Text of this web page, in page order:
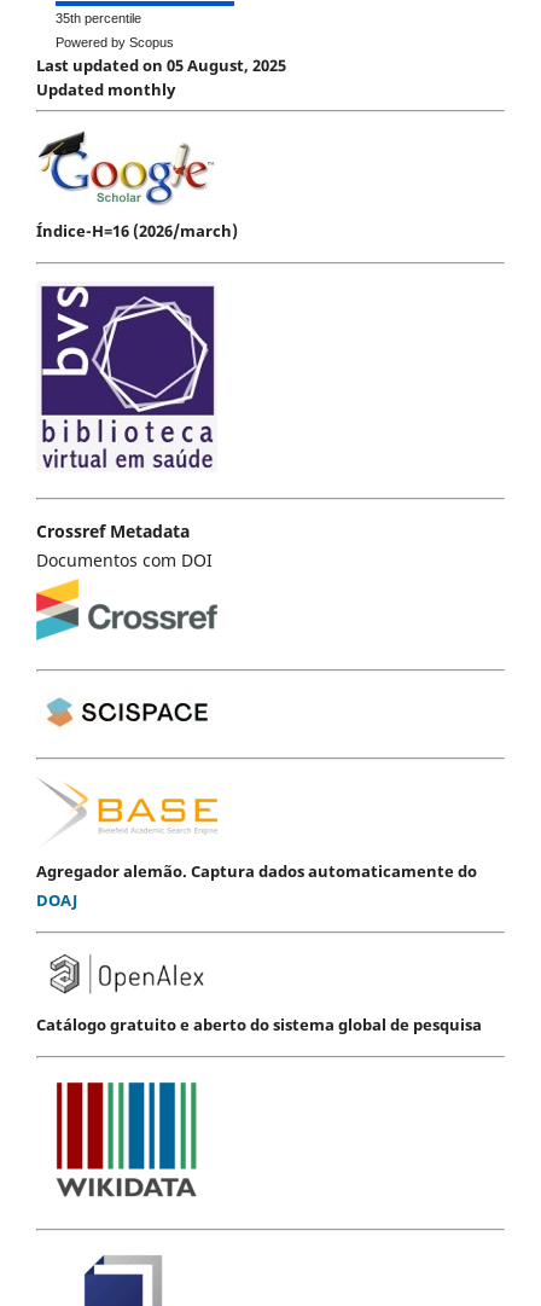
35th percentile
Powered by Scopus
Last updated on 05 August, 2025
Updated monthly
Índice-H=16 (2026/march)
Crossref Metadata
Documentos com DOI
Agregador alemão. Captura dados automaticamente do
DOAJ
Catálogo gratuito e aberto do sistema global de pesquisa